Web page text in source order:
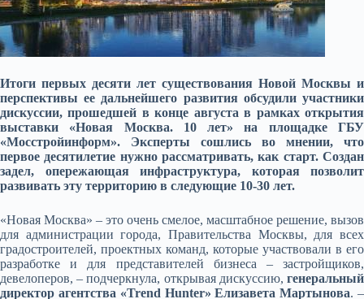
Итоги первых десяти лет существования Новой Москвы и
перспективы ее дальнейшего развития обсудили участники
дискуссии, прошедшей в конце августа в рамках открытия
выставки «Новая Москва. 10 лет» на площадке ГБУ
«Мосстройинформ». Эксперты сошлись во мнении, что
первое десятилетие нужно рассматривать, как старт. Создан
задел, опережающая инфраструктура, которая позволит
развивать эту территорию в следующие 10-30 лет.
«Новая Москва» – это очень смелое, масштабное решение, вызов
для администрации города, Правительства Москвы, для всех
градостроителей, проектных команд, которые участвовали в его
разработке и для представителей бизнеса – застройщиков,
девелоперов, – подчеркнула, открывая дискуссию, генеральный
директор агентства «Trend Hunter»Елизавета Мартынова. –